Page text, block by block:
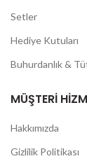
Setler
Hediye Kutuları
Buhurdanlık &
MÜŞTERI
Hakkımızda
Gizlilik Politikası